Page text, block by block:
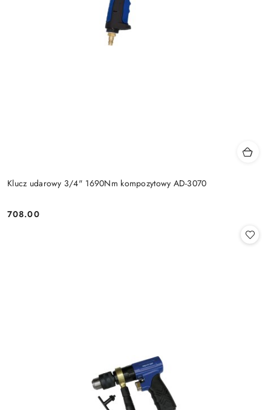
Klucz udarowy 3/4" 1690Nm kompozytowy AD-3070
Cena:
708.00